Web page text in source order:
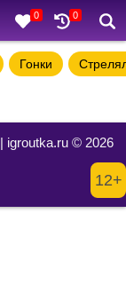
0 0
Гонки
| igroutka.ru © 2026
12+